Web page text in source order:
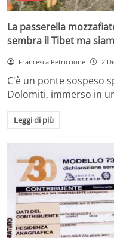
La passerella
sembra il Tibet ma
Francesca Petriccione 2
C'è un ponte sospeso
Dolomiti, immerso in
Leggi di più